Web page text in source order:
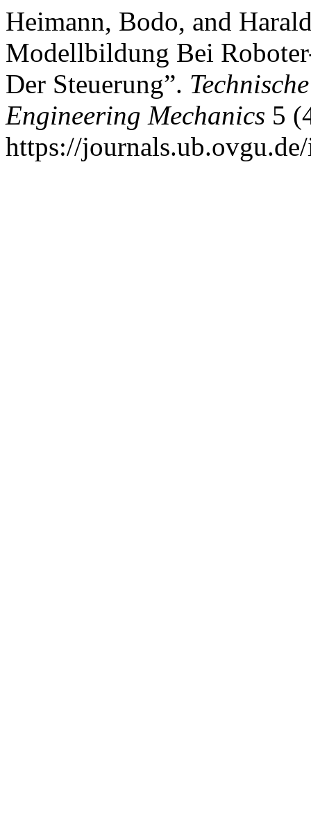
Heimann, Bodo, and
Modellbildung Bei
Der Steuerung”.
Engineering Mechanics 5
https://